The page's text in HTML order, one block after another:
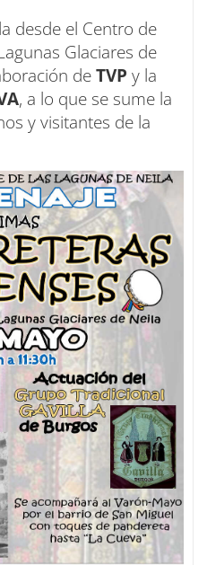
desde el Centro de
Glaciares de
deTVP y la
, a lo que se sume la
y visitantes de la